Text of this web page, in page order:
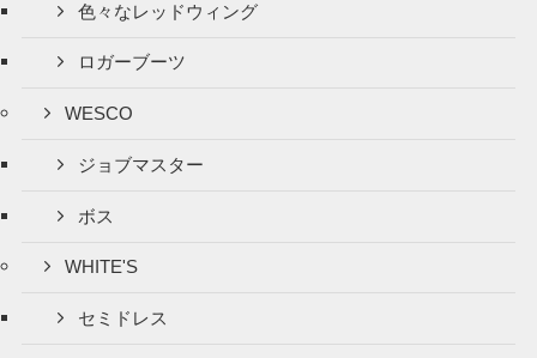
色々なレッドウィング
ロガーブーツ
WESCO
ジョブマスター
ボス
WHITE'S
セミドレス